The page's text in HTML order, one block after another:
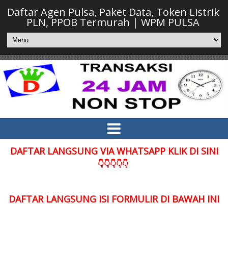
Daftar Agen Pulsa, Paket Data, Token Listrik
PLN, PPOB Termurah | WPM PULSA
DAFTAR LANGSUNG VIA WHATSAPP KLIK DI SINI
👇👇👇👇👇
DAFTAR LANGSUNG ISI FORMULIR DI BAWAH INI